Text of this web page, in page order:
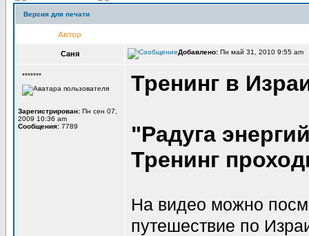
Версия для печати
Автор
Саня Добавлено: Пн май 31, 2010 9:55 am
*******
Зарегистрирован: Пн сен 07,
2009 10:36 am
Сообщения: 7789
Тренинг в
"Радуга
Тренинг
На видео можно
путешествие по